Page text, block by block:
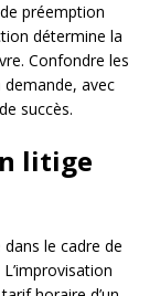
préemption
détermine la
Confondre les
avec
succès.
litige
le cadre de